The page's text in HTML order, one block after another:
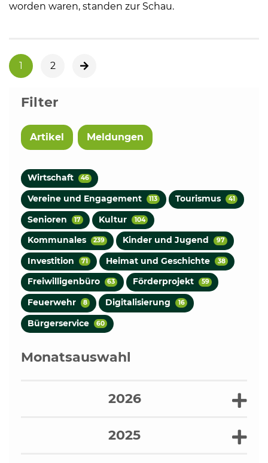
worden waren, standen zur Schau.
1 2 nächste Seite
Filter
Artikel Meldungen
Wirtschaft 46
Vereine und Engagement 113 Tourismus 41
Senioren 17 Kultur 104
Kommunales 239 Kinder und Jugend 97
Investition 71 Heimat und Geschichte 38
Freiwilligenbüro 63 Förderprojekt 59
Feuerwehr 8 Digitalisierung 16
Bürgerservice 60
Monatsauswahl
2026
2025